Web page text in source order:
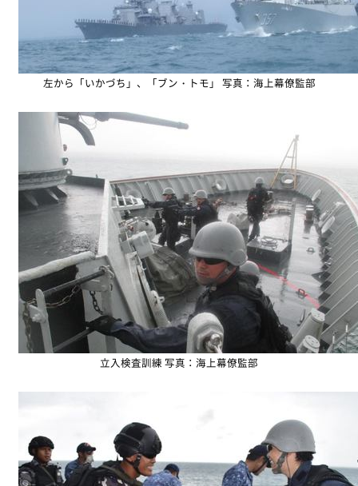
左から「いかづち」、「ブン・トモ」 写真：海上幕僚監部
立入検査訓練 写真：海上幕僚監部